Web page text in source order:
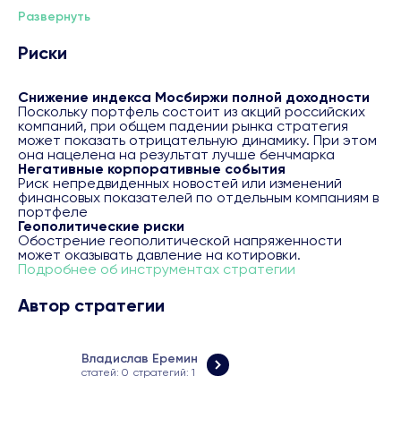
кто ценит системный профессиональный подход и
мониторинг рынка.
Цель стратегии — опережать индекс Мосбиржи
пунктов в год.
При подключении услуги "Автоследование" клиент
подтверждает факт ознакомления с информацией,
предусмотренной подпунктами 1.9, 1.10 и пунктом 2
Указания Банка России от 03.06.2021 № 5809-У "О
требованиях к программам для электронных
вычислительных машин, используемым для оказания
услуг по инвестиционному консультированию".
Развернуть
Риски
Снижение индекса Мосбиржи полной доходности
Поскольку портфель состоит из акций российских
компаний, при общем падении рынка стратегия
может показать отрицательную динамику. При этом
она нацелена на результат лучше бенчмарка
Негативные корпоративные события
Риск непредвиденных новостей или изменений
финансовых показателей по отдельным компаниям в
портфеле
Геополитические риски
Обострение геополитической напряженности
может оказывать давление на котировки.
Подробнее об инструментах стратегии
Автор стратегии
Владислав Еремин
статей: 0 стратегий: 1